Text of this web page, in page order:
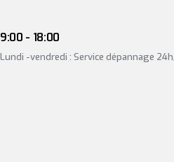
9:00 - 18:00
Lundi -vendredi : Service dépannage